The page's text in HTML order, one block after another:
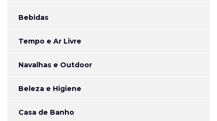
Bebidas
Tempo e Ar Livre
Navalhas e Outdoor
Beleza e Higiene
Casa de Banho